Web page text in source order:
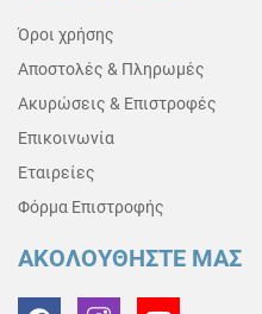
Όροι χρήσης
Αποστολές & Πληρωμές
Ακυρώσεις & Επιστροφές
Επικοινωνία
Εταιρείες
Φόρμα Επιστροφής
ΑΚΟΛΟΥΘΗΣΤΕ ΜΑΣ